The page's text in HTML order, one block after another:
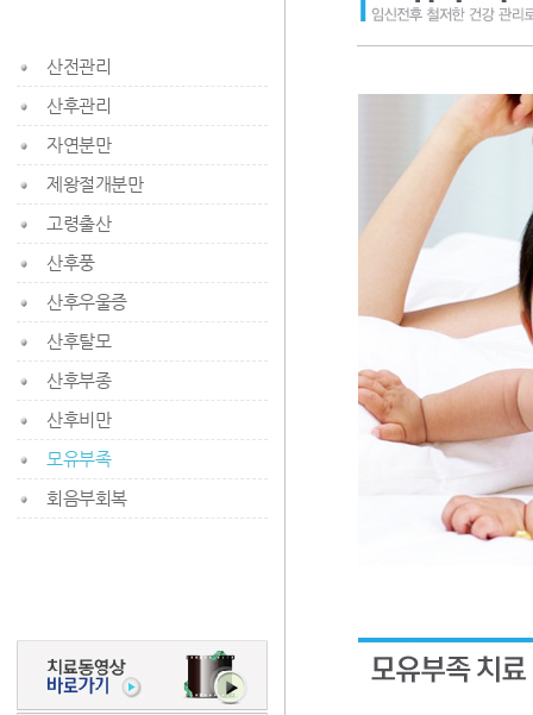
산전관리
산후관리
자연분만
제왕절개분만
고령출산
산후풍
산후우울증
산후탈모
산후부종
산후비만
모유부족
회음부회복